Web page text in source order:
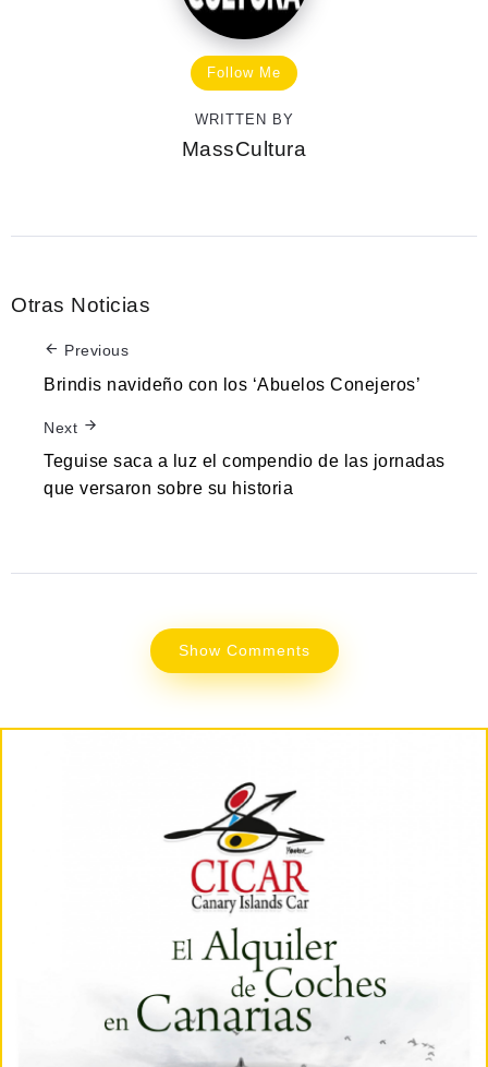
Follow Me
WRITTEN BY
MassCultura
Otras Noticias
Previous
Brindis navideño con los ‘Abuelos Conejeros’
Next
Teguise saca a luz el compendio de las jornadas
que versaron sobre su historia
Show Comments